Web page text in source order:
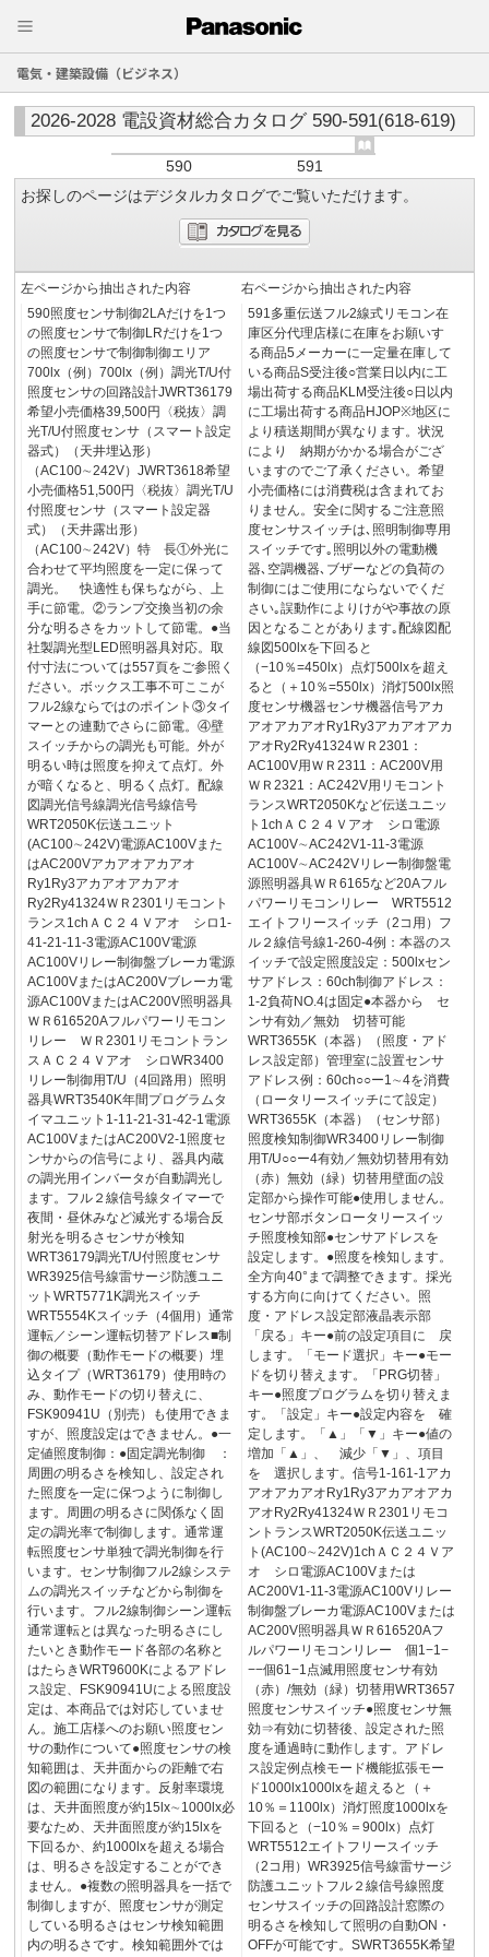
電気・建築設備（ビジネス）
2026-2028 電設資材総合カタログ 590-591(618-619)
590
591
お探しのページはデジタルカタログでご覧いただけます。
左ページから抽出された内容
590照度センサ制御2LAだけを1つ
の照度センサで制御LRだけを1つ
の照度センサで制御制御エリア
700lx（例）700lx（例）調光T/U付
照度センサの回路設計JWRT36179
希望小売価格39,500円〈税抜〉調
光T/U付照度センサ（スマート設定
器式）（天井埋込形）
（AC100∼242V）JWRT3618希望
小売価格51,500円〈税抜〉調光T/U
付照度センサ（スマート設定器
式）（天井露出形）
（AC100∼242V）特 長①外光に
合わせて平均照度を一定に保って
調光。 快適性も保ちながら、上
手に節電。②ランプ交換当初の余
分な明るさをカットして節電。●当
社製調光型LED照明器具対応。取
付寸法については557頁をご参照く
ださい。ボックス工事不可ここが
フル2線ならではのポイント③タイ
マーとの連動でさらに節電。④壁
スイッチからの調光も可能。外が
明るい時は照度を抑えて点灯。外
が暗くなると、明るく点灯。配線
図調光信号線調光信号線信号
WRT2050K伝送ユニット
(AC100∼242V)電源AC100Vまた
はAC200Vアカアオアカアオ
Ry1Ry3アカアオアカアオ
Ry2Ry41324ＷＲ2301リモコント
ランス1chＡＣ２４Ｖアオ シロ1-
41-21-11-3電源AC100V電源
AC100Vリレー制御盤ブレーカ電源
AC100VまたはAC200Vブレーカ電
源AC100VまたはAC200V照明器具
ＷＲ616520Aフルパワーリモコン
リレー ＷＲ2301リモコントラン
スＡＣ２４Ｖアオ シロWR3400
リレー制御用T/U（4回路用）照明
器具WRT3540K年間プログラムタ
イマユニット1-11-21-31-42-1電源
AC100VまたはAC200V2-1照度セ
ンサからの信号により、器具内蔵
の調光用インバータが自動調光し
ます。フル２線信号線タイマーで
夜間・昼休みなど減光する場合反
射光を明るさセンサが検知
WRT36179調光T/U付照度センサ
WR3925信号線雷サージ防護ユニ
ットWRT5771K調光スイッチ
WRT5554Kスイッチ（4個用）通常
運転／シーン運転切替アドレス■制
御の概要（動作モードの概要）埋
込タイプ（WRT36179）使用時の
み、動作モードの切り替えに、
FSK90941U（別売）も使用できま
すが、照度設定はできません。●一
定値照度制御：●固定調光制御 ：
周囲の明るさを検知し、設定され
た照度を一定に保つように制御し
ます。周囲の明るさに関係なく固
定の調光率で制御します。通常運
転照度センサ単独で調光制御を行
います。センサ制御フル2線システ
ムの調光スイッチなどから制御を
行います。フル2線制御シーン運転
通常運転とは異なった明るさにし
たいとき動作モード各部の名称と
はたらきWRT9600Kによるアドレ
ス設定、FSK90941Uによる照度設
定は、本商品では対応していませ
ん。施工店様へのお願い照度セン
サの動作について●照度センサの検
知範囲は、天井面からの距離で右
図の範囲になります。反射率環境
は、天井面照度が約15lx∼1000lx必
要なため、天井面照度が約15lxを
下回るか、約1000lxを超える場合
は、明るさを設定することができ
ません。●複数の照明器具を一括で
制御しますが、照度センサが測定
している明るさはセンサ検知範囲
内の明るさです。検知範囲外では
右ページから抽出された内容
591多重伝送フル2線式リモコン在
庫区分代理店様に在庫をお願いす
る商品5メーカーに一定量在庫して
いる商品S受注後○営業日以内に工
場出荷する商品KLM受注後○日以内
に工場出荷する商品HJOP※地区に
より積送期間が異なります。状況
により 納期がかかる場合がござ
いますのでご了承ください。希望
小売価格には消費税は含まれてお
りません。安全に関するご注意照
度センサスイッチは､照明制御専用
スイッチです｡照明以外の電動機
器､空調機器､ブザーなどの負荷の
制御にはご使用にならないでくだ
さい｡誤動作によりけがや事故の原
因となることがあります｡配線図配
線図500lxを下回ると
（−10％=450lx）点灯500lxを超え
ると（＋10％=550lx）消灯500lx照
度センサ機器センサ機器信号アカ
アオアカアオRy1Ry3アカアオアカ
アオRy2Ry41324ＷＲ2301：
AC100V用ＷＲ2311：AC200V用
ＷＲ2321：AC242V用リモコント
ランスWRT2050Kなど伝送ユニッ
ト1chＡＣ２４Ｖアオ シロ電源
AC100V∼AC242V1-11-3電源
AC100V∼AC242Vリレー制御盤電
源照明器具ＷＲ6165など20Aフル
パワーリモコンリレー WRT5512
エイトフリースイッチ（2コ用）フ
ル２線信号線1-260-4例：本器のス
イッチで設定照度設定：500lxセン
サアドレス：60ch制御アドレス：
1-2負荷NO.4は固定●本器から セ
ンサ有効／無効 切替可能
WRT3655K（本器）（照度・アド
レス設定部）管理室に設置センサ
アドレス例：60ch○○ー1∼4を消費
（ロータリースイッチにて設定）
WRT3655K（本器）（センサ部）
照度検知制御WR3400リレー制御
用T/U○○ー4有効／無効切替用有効
（赤）無効（緑）切替用壁面の設
定部から操作可能●使用しません。
センサ部ボタンロータリースイッ
チ照度検知部●センサアドレスを
設定します。●照度を検知します。
全方向40°まで調整できます。採光
する方向に向けてください。照
度・アドレス設定部液晶表示部
「戻る」キー●前の設定項目に 戻
します。「モード選択」キー●モー
ドを切り替えます。「PRG切替」
キー●照度プログラムを切り替えま
す。「設定」キー●設定内容を 確
定します。「▲」「▼」キー●値の
増加「▲」、 減少「▼」、項目
を 選択します。信号1-161-1アカ
アオアカアオRy1Ry3アカアオアカ
アオRy2Ry41324ＷＲ2301リモコ
ントランスWRT2050K伝送ユニッ
ト(AC100∼242V)1chＡＣ２４Ｖア
オ シロ電源AC100Vまたは
AC200V1-11-3電源AC100Vリレー
制御盤ブレーカ電源AC100Vまたは
AC200V照明器具ＷＲ616520Aフ
ルパワーリモコンリレー 個1−1−
−−個61−1点滅用照度センサ有効
（赤）/無効（緑）切替用WRT3657
照度センサスイッチ●照度センサ無
効⇒有効に切替後、設定された照
度を通過時に動作します。アドレ
ス設定例点検モード機能拡張モー
ド1000lx1000lxを超えると（＋
10％＝1100lx）消灯照度1000lxを
下回ると（−10％＝900lx）点灯
WRT5512エイトフリースイッチ
（2コ用）WR3925信号線雷サージ
防護ユニットフル２線信号線照度
センサスイッチの回路設計窓際の
明るさを検知して照明の自動ON・
OFFが可能です。SWRT3655K希望